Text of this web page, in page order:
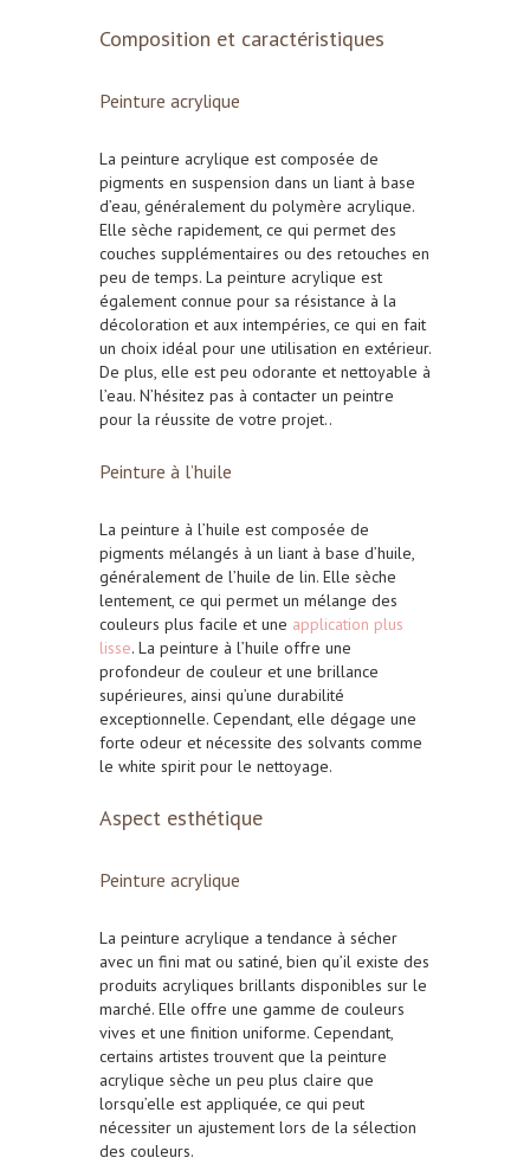
Composition et caractéristiques
Peinture acrylique
La peinture acrylique est composée de
pigments en suspension dans un liant à base
d’eau, généralement du polymère acrylique.
Elle sèche rapidement, ce qui permet des
couches supplémentaires ou des retouches en
peu de temps. La peinture acrylique est
également connue pour sa résistance à la
décoloration et aux intempéries, ce qui en fait
un choix idéal pour une utilisation en extérieur.
De plus, elle est peu odorante et nettoyable à
l’eau. N’hésitez pas à contacter un peintre
pour la réussite de votre projet..
Peinture à l’huile
La peinture à l’huile est composée de
pigments mélangés à un liant à base d’huile,
généralement de l’huile de lin. Elle sèche
lentement, ce qui permet un mélange des
couleurs plus facile et une application plus
lisse. La peinture à l’huile offre une
profondeur de couleur et une brillance
supérieures, ainsi qu’une durabilité
exceptionnelle. Cependant, elle dégage une
forte odeur et nécessite des solvants comme
le white spirit pour le nettoyage.
Aspect esthétique
Peinture acrylique
La peinture acrylique a tendance à sécher
avec un fini mat ou satiné, bien qu’il existe des
produits acryliques brillants disponibles sur le
marché. Elle offre une gamme de couleurs
vives et une finition uniforme. Cependant,
certains artistes trouvent que la peinture
acrylique sèche un peu plus claire que
lorsqu’elle est appliquée, ce qui peut
nécessiter un ajustement lors de la sélection
des couleurs.